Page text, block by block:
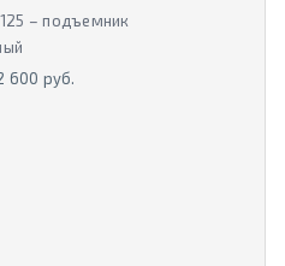
– подъемник
600 руб.